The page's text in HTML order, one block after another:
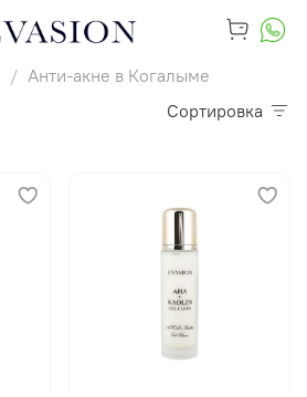
Анти-акне в Когалыме
Сортировка